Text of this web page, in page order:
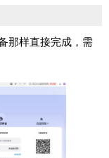
那样直接完成，需